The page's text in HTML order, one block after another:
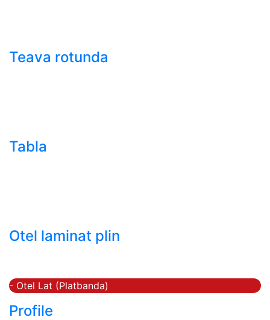
Teava rotunda
Tabla
Otel laminat plin
- Otel Lat (Platbanda)
Profile